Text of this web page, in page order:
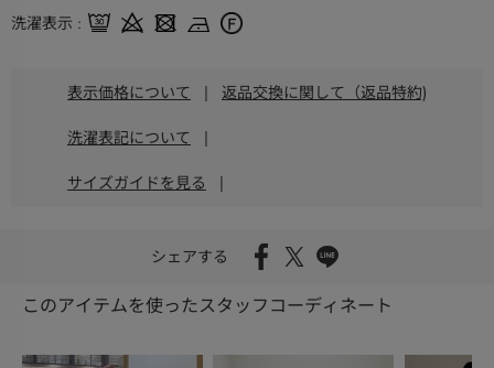
洗濯表示
表示価格について | 返品交換に関して（返品特約)
洗濯表記について |
サイズガイドを見る |
シェアする
このアイテムを使ったスタッフコーディネート